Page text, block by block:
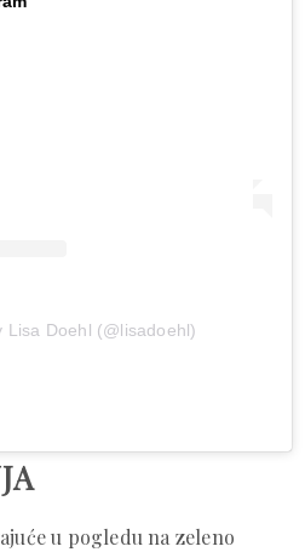
Lisa Doehl (@lisadoehl)
u pogledu na zeleno